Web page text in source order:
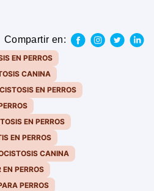
Compartir en:
EN PERROS
CANINA
EN PERROS
EN PERROS
EN PERROS
CANINA
PERROS
PERROS